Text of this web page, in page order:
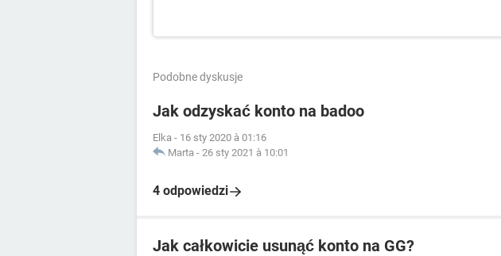
Podobne dyskusje
Jak odzyskać konto na badoo
Elka - 16 sty 2020 à 01:16
Marta - 26 sty 2021 à 10:01
4 odpowiedzi
Jak całkowicie usunąć konto na GG?